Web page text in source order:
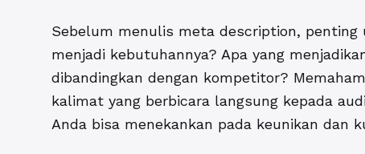
Sebelum menulis meta description,
menjadi kebutuhannya? Apa yang
dibandingkan dengan kompetitor?
kalimat yang berbicara langsung kepada
Anda bisa menekankan pada keunikan dan